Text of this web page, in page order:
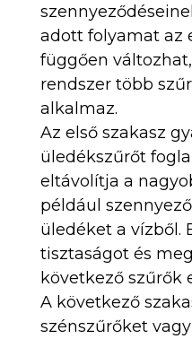
adott folyamat az
függően
rendszer több
alkalmaz.
Az első szakasz
üledékszűrőt
eltávolítja a
például
üledéket a vízből.
tisztaságot és
következő szűrők
A következő
szénszűrőket